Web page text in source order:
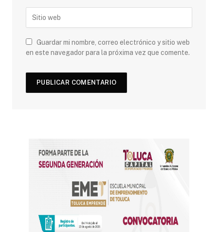
Guardar mi nombre, correo electrónico y sitio web
en este navegador para la próxima vez que comente.